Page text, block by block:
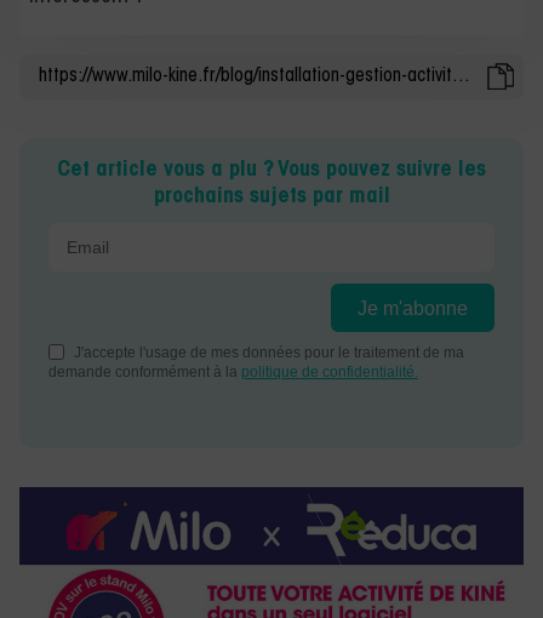
Cet article vous a plu ? Vous pouvez suivre les
prochains sujets par mail